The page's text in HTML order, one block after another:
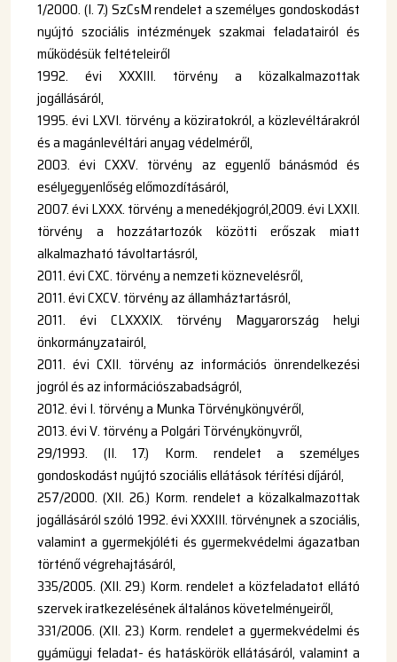
1/2000. (I. 7.) SzCsM rendelet a személyes gondoskodást
nyújtó szociális intézmények szakmai feladatairól és
működésük feltételeiről
1992. évi XXXIII. törvény a közalkalmazottak
jogállásáról,
1995. évi LXVI. törvény a köziratokról, a közlevéltárakról
és a magánlevéltári anyag védelméről,
2003. évi CXXV. törvény az egyenlő bánásmód és
esélyegyenlőség előmozdításáról,
2007. évi LXXX. törvény a menedékjogról,2009. évi LXXII.
törvény a hozzátartozók közötti erőszak miatt
alkalmazható távoltartásról,
2011. évi CXC. törvény a nemzeti köznevelésről,
2011. évi CXCV. törvény az államháztartásról,
2011. évi CLXXXIX. törvény Magyarország helyi
önkormányzatairól,
2011. évi CXII. törvény az információs önrendelkezési
jogról és az információszabadságról,
2012. évi I. törvény a Munka Törvénykönyvéről,
2013. évi V. törvény a Polgári Törvénykönyvről,
29/1993. (II. 17.) Korm. rendelet a személyes
gondoskodást nyújtó szociális ellátások térítési díjáról,
257/2000. (XII. 26.) Korm. rendelet a közalkalmazottak
jogállásáról szóló 1992. évi XXXIII. törvénynek a szociális,
valamint a gyermekjóléti és gyermekvédelmi ágazatban
történő végrehajtásáról,
335/2005. (XII. 29.) Korm. rendelet a közfeladatot ellátó
szervek iratkezelésének általános követelményeiről,
331/2006. (XII. 23.) Korm. rendelet a gyermekvédelmi és
gyámügyi feladat- és hatáskörök ellátásáról, valamint a